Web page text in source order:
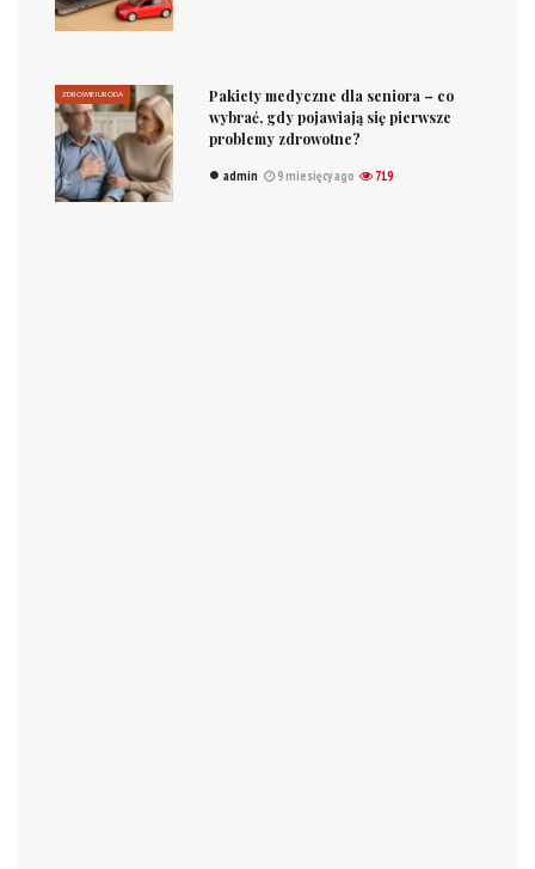
ZDROWIE I URODA
Pakiety medyczne dla seniora – co
wybrać, gdy pojawiają się pierwsze
problemy zdrowotne?
admin 9 miesięcy ago 719